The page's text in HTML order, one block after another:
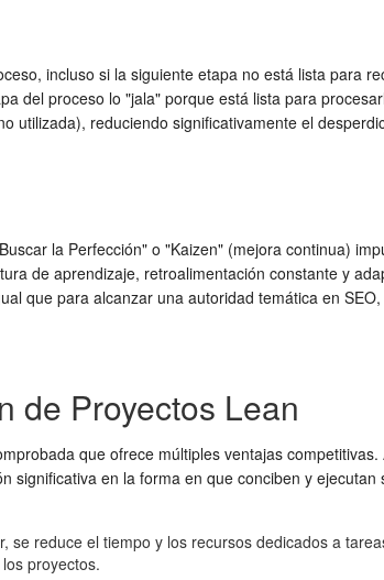
incluso si la siguiente etapa no está lista para
del proceso lo "jala" porque está lista para
reduciendo significativamente el
la Perfección" o "Kaizen" (mejora continua)
de aprendizaje, retroalimentación constante y
que para alcanzar una autoridad temática en
de Proyectos Lean
que ofrece múltiples ventajas
significativa en la forma en que conciben y
se reduce el tiempo y los recursos dedicados a
proyectos.